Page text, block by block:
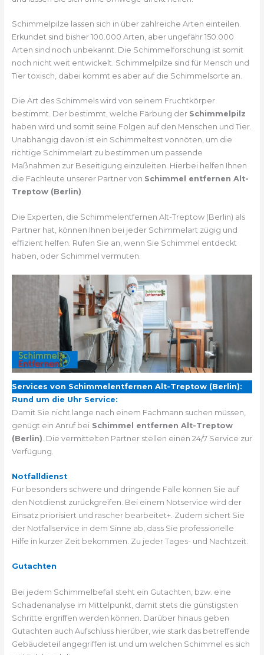
Schimmelpilze lassen sich in über zahlreiche Arten einteilen.
Erkundet sind bisher 100.000 Arten, aber ungefähr 150.000
Arten sind noch unbekannt. Die Schimmelforschung ist somit
noch nicht weit entwickelt. Schimmelpilze sind für Mensch und
Tier toxisch, dabei kommt es aber auf die Schimmelsorte an.
Die Art des Schimmels wird von seinem Fruchtkörper
bestimmt. Der bestimmt, welche Färbung der Schimmelpilz
haben wird und somit seine Folgen auf den Menschen und Tier.
Unabhängig davon ist ein Schimmeltest vonnöten, um die
richtige Schimmelart zu bestimmen um passende
Maßnahmen zur Beseitigung einzuleiten. Hierbei helfen Ihnen
die Fachleute unserer Partner von Schimmel entfernen Alt-
Treptow (Berlin).
Die Experten, die Schimmelentfernen Alt-Treptow (Berlin) als
Partner hat, können Ihnen bei jeder Schimmelart zügig und
effizient helfen. Rufen Sie an, wenn Sie Schimmel entdeckt
haben, oder Schimmel vermuten.
Services von Schimmelentfernen Alt-Treptow (Berlin):
Rund um die Uhr Service:
Damit Sie nicht lange nach einem Fachmann suchen müssen,
genügt ein Anruf bei Schimmel entfernen Alt-Treptow
(Berlin) . Die vermittelten Partner stellen einen 24/7 Service zur
Verfügung.
Notfalldienst
Für besonders schwere und dringende Fälle können Sie auf
den Notdienst zurückgreifen. Bei einem Notservice wird der
Einsatz priorisiert und rascher bearbeitet+. Zudem sichert Sie
der Notfallservice in dem Sinne ab, dass Sie professionelle
Hilfe in kurzer Zeit bekommen. Zu jeder Tages- und Nachtzeit.
Gutachten
Bei jedem Schimmelbefall steht ein Gutachten, bzw. eine
Schadenanalyse im Mittelpunkt, damit stets die günstigsten
Schritte ergriffen werden können. Darüber hinaus geben
Gutachten auch Aufschluss hierüber, wie stark das betreffende
Gebäudeteil angegriffen ist und um welchen Schimmel es sich